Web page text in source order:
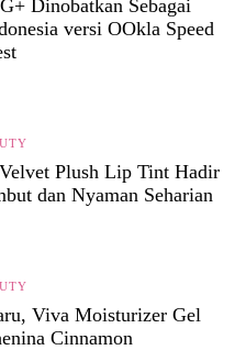
Dinobatkan Sebagai
versi OOkla Speed
Plush Lip Tint Hadir
dan Nyaman Seharian
Viva Moisturizer Gel
Cinnamon